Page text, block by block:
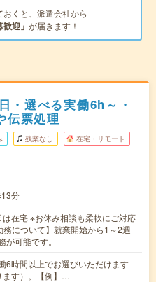
おくと、派遣会社から
歓迎」 が届きます！
・選べる実働6h～・
伝票処理
残業なし 在宅・リモート
分
在宅 ※お休み相談も柔軟にご対応
について】就業開始から1～2週
可能です。
6時間以上でお選びいただけます
ます）。【例】…